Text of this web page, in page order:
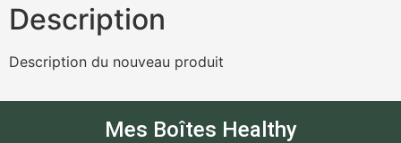
Description
Description du nouveau produit
Mes Boîtes Healthy